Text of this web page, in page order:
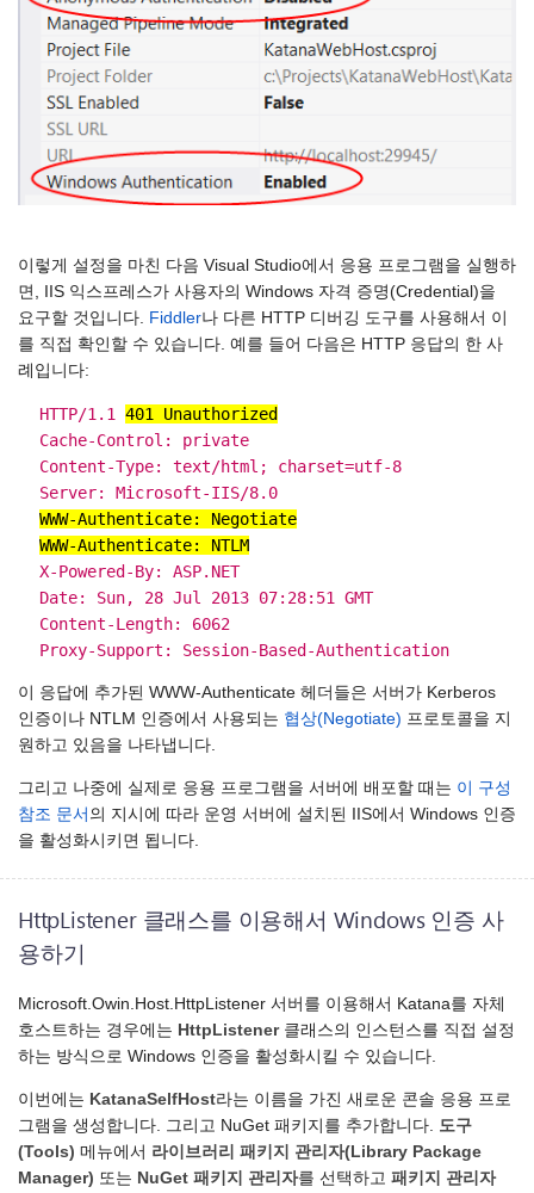
이렇게 설정을 마친 다음 Visual Studio에서 응용 프로그램을 실행하
면, IIS 익스프레스가 사용자의 Windows 자격 증명(Credential)을
요구할 것입니다. Fiddler나 다른 HTTP 디버깅 도구를 사용해서 이
를 직접 확인할 수 있습니다. 예를 들어 다음은 HTTP 응답의 한 사
례입니다:
HTTP/1.1 401 Unauthorized
Cache-Control: private
Content-Type: text/html; charset=utf-8
Server: Microsoft-IIS/8.0
WWW-Authenticate: Negotiate
WWW-Authenticate: NTLM
X-Powered-By: ASP.NET
Date: Sun, 28 Jul 2013 07:28:51 GMT
Content-Length: 6062
Proxy-Support: Session-Based-Authentication
이 응답에 추가된 WWW-Authenticate 헤더들은 서버가 Kerberos
인증이나 NTLM 인증에서 사용되는 협상(Negotiate) 프로토콜을 지
원하고 있음을 나타냅니다.
그리고 나중에 실제로 응용 프로그램을 서버에 배포할 때는 이 구성
참조 문서 의 지시에 따라 운영 서버에 설치된 IIS에서 Windows 인증
을 활성화시키면 됩니다.
HttpListener 클래스를 이용해서 Windows 인증 사
용하기
Microsoft.Owin.Host.HttpListener 서버를 이용해서 Katana를 자체
호스트하는 경우에는 HttpListener클래스의 인스턴스를 직접 설정
하는 방식으로 Windows 인증을 활성화시킬 수 있습니다.
이번에는 KatanaSelfHost라는 이름을 가진 새로운 콘솔 응용 프로
그램을 생성합니다. 그리고 NuGet 패키지를 추가합니다.
도구
(Tools) 메뉴에서 라이브러리 패키지 관리자(Library Package
Manager) 또는 NuGet 패키지 관리자를 선택하고 패키지 관리자